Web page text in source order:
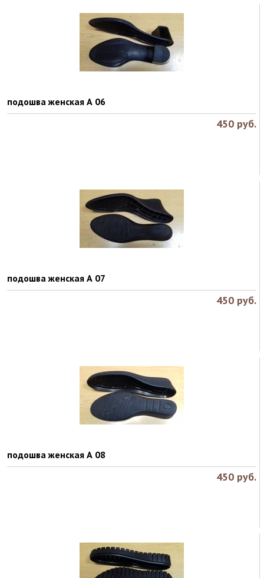
подошва женская А 06
450 руб.
подошва женская А 07
450 руб.
подошва женская А 08
450 руб.